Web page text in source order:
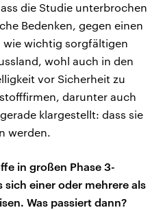
die Studie unterbrochen
Bedenken, gegen einen
wie wichtig sorgfältigen
wohl auch in den
vor Sicherheit zu
darunter auch
klargestellt: dass sie
werden.
in großen Phase 3-
einer oder mehrere als
Was passiert dann?